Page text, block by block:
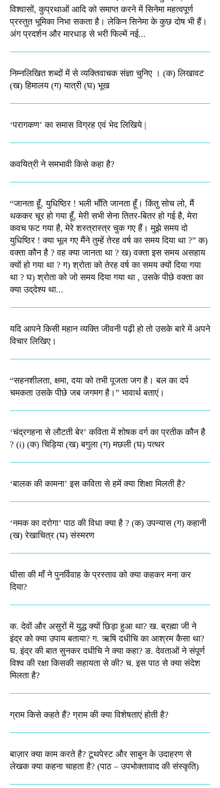
विश्वासों, कुप्रथाओं आदि को समाप्त करने में सिनेमा महत्वपूर्ण
प्रस्तुत भूमिका निभा सकता है। लेकिन सिनेमा के कुछ दोष भी हैं।
अंग प्रदर्शन और मारधाड़ से भरी फिल्में नई...
निम्नलिखित शब्दों में से व्यक्तिवाचक संज्ञा चुनिए । (क) लिखावट
(ख) हिमालय (ग) यात्री (घ) भूख​
‘परागकण’ का समास विग्रह एवं भेद लिखिये |
कवयित्री ने समभावी किसे कहा है?
“जानता हूँ, युधिष्ठिर ! भली भाँति जानता हूँ। किंतु सोच लो, मैं
थककर चूर हो गया हूँ, मेरी सभी सेना तितर-बितर हो गई है, मेरा
कवच फट गया है, मेरे शस्‍त्रास्‍त्र चुक गए हैं। मुझे समय दो
युधिष्‍ठिर ! क्‍या भूल गए मैंने तुम्‍हें तेरह वर्ष का समय दिया था ?” क)
वक्‍ता कौन है ? वह क्‍या जानता था ? ख) वक्‍ता इस समय असहाय
क्यों हो गया था ? ग) श्रोता को तेरह वर्ष का समय क्‍यों दिया गया
था ? घ) श्रोता को जो समय दिया गया था , उसके पीछे वक्‍ता का
क्‍या उद्‌देश्‍य था...
यदि आपने किसी महान व्यक्ति जीवनी पढ़ी हो तो उसके बारे में अपने
विचार लिखिए।
“सहनशीलता, क्षमा, दया को तभी पूजता जग है। बल का दर्प
चमकता उसके पीछे जब जगमग है।”​ भावार्थ बताएं।
‘चंद्रगहना से लौटती बेर’ कविता में शोषक वर्ग का प्रतीक कौन है
? (i) (क) चिड़िया (ख) बगुला (ग) मछली (घ) पत्थर
‘बालक की कामना’ इस कविता से हमें क्या शिक्षा मिलती है?
‘नमक का दरोगा’ पाठ की विधा क्या है ? (क) उपन्यास (ग) कहानी
(ख) रेखाचित्र (घ) संस्मरण​
घीसा की माँ ने पुनर्विवाह के प्रस्ताव को क्या कहकर मना कर
दिया?
क. देवों और असुरों में युद्ध क्यों छिड़ा हुआ था? ख. ब्रह्मा जी ने
इंद्र को क्या उपाय बताया? ग. ऋषि दधीचि का आश्रम कैसा था?
घ. इंद्र की बात सुनकर दधीचि ने क्या कहा? ङ. देवताओं ने संपूर्ण
विश्व की रक्षा किसकी सहायता से की? च. इस पाठ से क्या संदेश
मिलता है?​
ग्राम किसे कहते हैं? ग्राम की क्या विशेषताएं होती है?​
बाज़ार क्या काम करते है? टूथपेस्ट और साबुन के उदाहरण से
लेखक क्या कहना चाहता है? (पाठ – उपभोक्तावाद की संस्कृति)